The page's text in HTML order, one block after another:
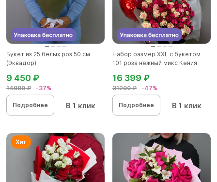
Букет из 25 белых роз 50 см
(Эквадор)
14990 ₽ -37%
9 450 ₽
Подробнее В 1 клик
Набор размер ХХL с букетом
101 роза нежный микс Кения
31200 ₽ -47%
16 399 ₽
Подробнее В 1 клик